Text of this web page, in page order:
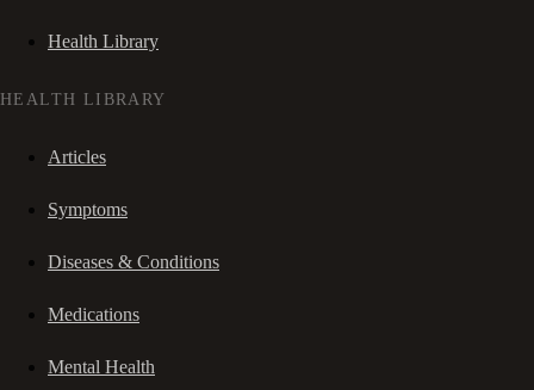
Health Library
HEALTH LIBRARY
Articles
Symptoms
Diseases & Conditions
Medications
Mental Health